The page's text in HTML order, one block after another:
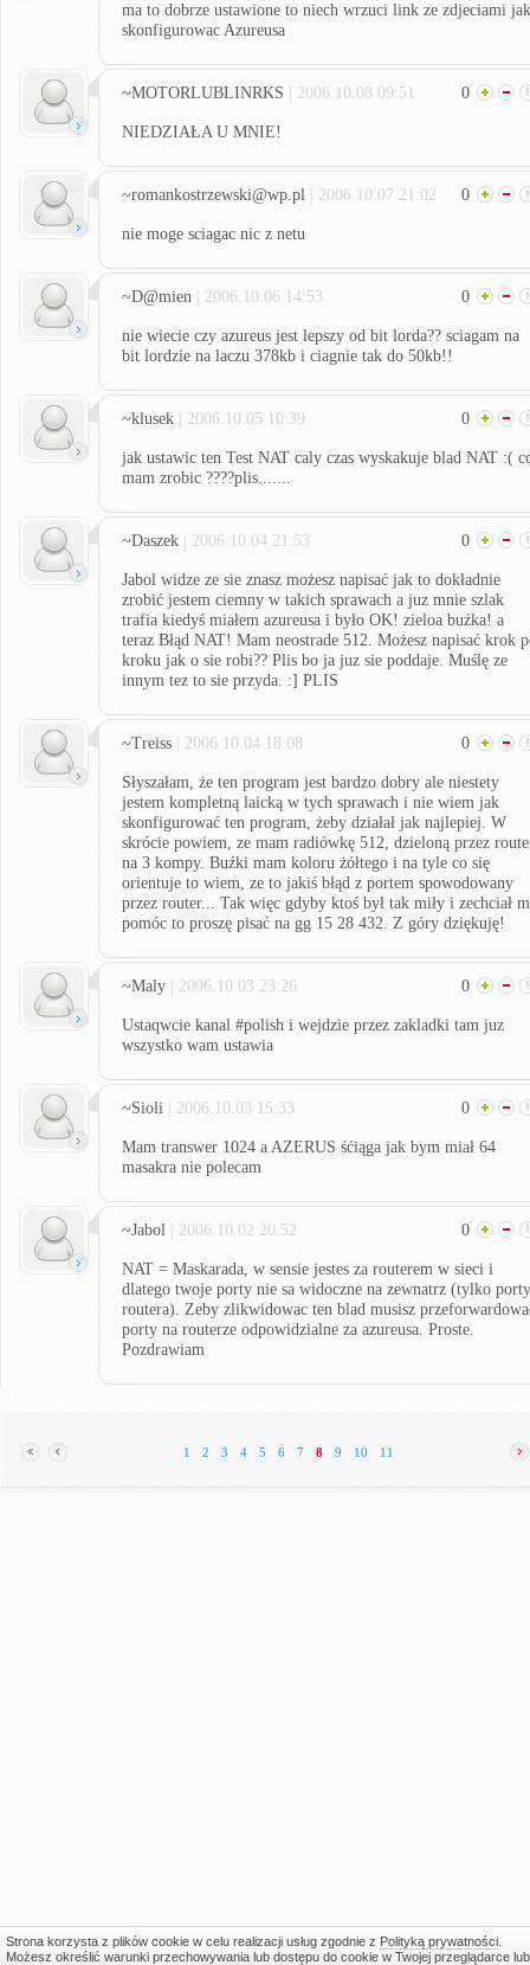
ma to dobrze ustawione to niech wrzuci link ze zdjeciami jak
skonfigurowac Azureusa
~MOTORLUBLINRKS | 2006.10.08 09:51 0
NIEDZIAŁA U MNIE!
~romankostrzewski@wp.pl | 2006.10.07 21:02 0
nie moge sciagac nic z netu
~D@mien | 2006.10.06 14:53 0
nie wiecie czy azureus jest lepszy od bit lorda?? sciagam na
bit lordzie na laczu 378kb i ciagnie tak do 50kb!!
~klusek | 2006.10.05 10:39 0
jak ustawic ten Test NAT caly czas wyskakuje blad NAT :(
mam zrobic ????plis.......
~Daszek | 2006.10.04 21:53 0
Jabol widze ze sie znasz możesz napisać jak to dokładnie
zrobić jestem ciemny w takich sprawach a juz mnie szlak
trafia kiedyś miałem azureusa i było OK! zieloa buźka! a
teraz Błąd NAT! Mam neostrade 512. Możesz napisać krok
kroku jak o sie robi?? Plis bo ja juz sie poddaje. Muślę ze
innym tez to sie przyda. :] PLIS
~Treiss | 2006.10.04 18:08 0
Słyszałam, że ten program jest bardzo dobry ale niestety
jestem kompletną laicką w tych sprawach i nie wiem jak
skonfigurować ten program, żeby działał jak najlepiej. W
skrócie powiem, ze mam radiówkę 512, dzieloną przez
na 3 kompy. Buźki mam koloru żółtego i na tyle co się
orientuje to wiem, ze to jakiś błąd z portem spowodowany
przez router... Tak więc gdyby ktoś był tak miły i zechciał
pomóc to proszę pisać na gg 15 28 432. Z góry dziękuję!
~Maly | 2006.10.03 23:26 0
Ustaqwcie kanal #polish i wejdzie przez zakladki tam juz
wszystko wam ustawia
~Sioli | 2006.10.03 15:33 0
Mam transwer 1024 a AZERUS śćiąga jak bym miał 64
masakra nie polecam
~Jabol | 2006.10.02 20:52 0
NAT = Maskarada, w sensie jestes za routerem w sieci i
dlatego twoje porty nie sa widoczne na zewnatrz (tylko porty
routera). Zeby zlikwidowac ten blad musisz
porty na routerze odpowidzialne za azureusa. Proste.
Pozdrawiam
1 2 3 4 5 6 7 8 9 10 11
Strona korzysta z plików cookie w celu realizacji usług zgodnie z Polityką prywatności.
Możesz określić warunki przechowywania lub dostępu do cookie w Twojej przeglądarce lub